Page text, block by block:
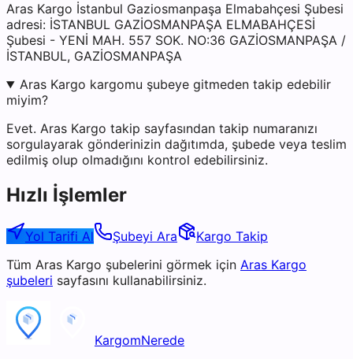
Aras Kargo İstanbul Gaziosmanpaşa Elmabahçesi Şubesi
adresi: İSTANBUL GAZİOSMANPAŞA ELMABAHÇESİ
Şubesi - YENİ MAH. 557 SOK. NO:36 GAZİOSMANPAŞA /
İSTANBUL, GAZİOSMANPAŞA
Aras Kargo kargomu şubeye gitmeden takip edebilir
miyim?
Evet. Aras Kargo takip sayfasından takip numaranızı
sorgulayarak gönderinizin dağıtımda, şubede veya teslim
edilmiş olup olmadığını kontrol edebilirsiniz.
Hızlı İşlemler
Yol Tarifi Al Şubeyi Ara
Kargo Takip
Tüm Aras Kargo şubelerini görmek için Aras Kargo
şubeleri sayfasını kullanabilirsiniz.
KargomNerede